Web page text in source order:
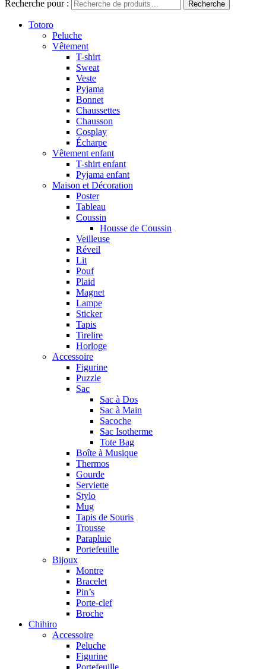
Recherche pour :
Recherche
Totoro
Peluche
Vêtement
T-shirt
Sweat
Veste
Pyjama
Bonnet
Chaussettes
Chausson
Cosplay
Écharpe
Vêtement enfant
T-shirt enfant
Pyjama enfant
Maison et Décoration
Poster
Tableau
Coussin
Housse de Coussin
Veilleuse
Réveil
Lit
Pouf
Plaid
Magnet
Lampe
Sticker
Tapis
Tirelire
Horloge
Accessoire
Figurine
Puzzle
Sac
Sac à Dos
Sac à Main
Sacoche
Sac Isotherme
Tote Bag
Boîte à Musique
Thermos
Gourde
Serviette
Stylo
Mug
Tapis de Souris
Trousse
Parapluie
Portefeuille
Bijoux
Montre
Bracelet
Pin’s
Porte-clef
Broche
Chihiro
Accessoire
Peluche
Figurine
Portefeuille